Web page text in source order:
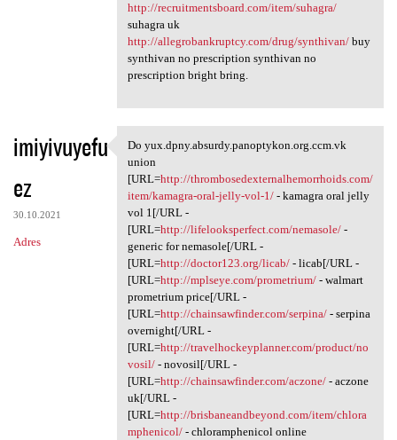
http://recruitmentsboard.com/item/suhagra/
suhagra uk
http://allegrobankruptcy.com/drug/synthivan/buy
synthivan no prescription synthivan no
prescription bright bring.
imiyivuyefu
ez
30.10.2021
Adres
Do yux.dpny.absurdy
Do yux.dpny.absurdy.panoptykon.org.ccm.vk
union
[URL=http://thrombosedexternalhemorrhoids.com/
item/kamagra-oral-jelly-vol-1/- kamagra oral jelly
vol 1[/URL -
[URL=http://lifelooksperfect.com/nemasole/-
generic for nemasole[/URL -
[URL=http://doctor123.org/licab/- licab[/URL -
[URL=http://mplseye.com/prometrium/- walmart
prometrium price[/URL -
[URL=http://chainsawfinder.com/serpina/- serpina
overnight[/URL -
[URL=http://travelhockeyplanner.com/product/no
vosil/- novosil[/URL -
[URL=http://chainsawfinder.com/aczone/- aczone
uk[/URL -
[URL=http://brisbaneandbeyond.com/item/chlora
mphenicol/- chloramphenicol online